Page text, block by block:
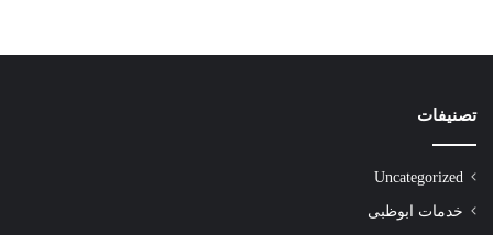
تصنيفات
Uncategorized
خدمات ابوظبى